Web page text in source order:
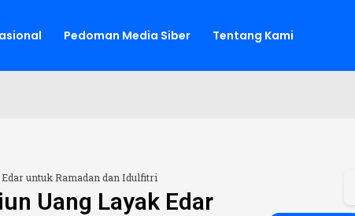
Pedoman Media Siber Tentang Kami
untuk Ramadan dan Idulfitri
Uang Layak Edar